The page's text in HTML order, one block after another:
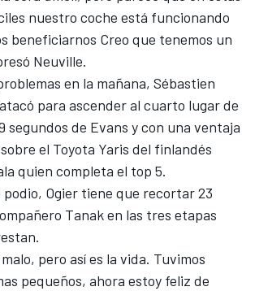
nuestro coche está funcionando
beneficiarnos Creo que tenemos un
Neuville.
en la mañana, Sébastien
para ascender al cuarto lugar de
segundos de Evans y con una ventaja
el Toyota Yaris del finlandés
quien completa el top 5.
podio, Ogier tiene que recortar 23
Tanak en las tres etapas
pero así es la vida. Tuvimos
pequeños, ahora estoy feliz de